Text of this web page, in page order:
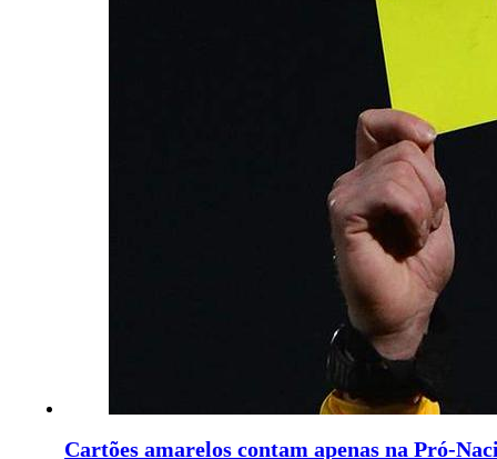
Cartões amarelos contam apenas na Pró-